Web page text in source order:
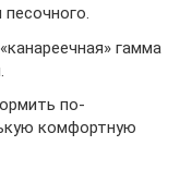
гамма
по-
комфортную